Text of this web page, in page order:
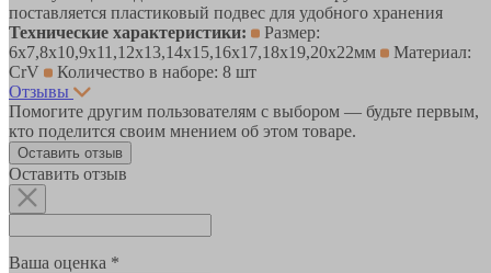
поставляется пластиковый подвес для удобного хранения
Технические характеристики:
Размер:
6x7,8x10,9x11,12x13,14x15,16x17,18x19,20x22мм
Материал:
CrV
Количество в наборе: 8 шт
Отзывы
Помогите другим пользователям с выбором — будьте первым,
кто поделится своим мнением об этом товаре.
Оставить отзыв
Оставить отзыв
Ваша оценка *